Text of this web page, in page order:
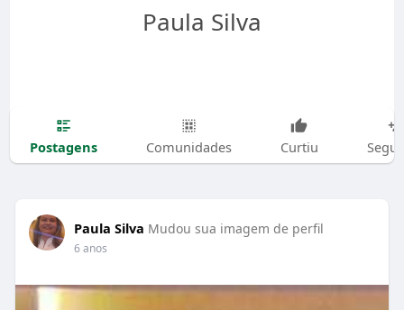
Paula Silva
Postagens Comunidades Curtiu
Paula Silva Mudou sua imagem de perfil
6 anos